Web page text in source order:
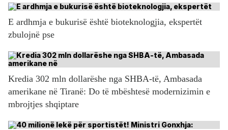
E ardhmja e bukurisë është bioteknologjia, ekspertët
zbulojnë pse
Kredia 302 mln dollarëshe nga SHBA-të, Ambasada
amerikane në Tiranë: Do të mbështesë modernizimin e
mbrojtjes shqiptare